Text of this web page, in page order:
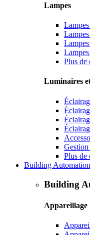
Lampes
Plus de
Luminaires
Plus de
Building
Building
Appareillage